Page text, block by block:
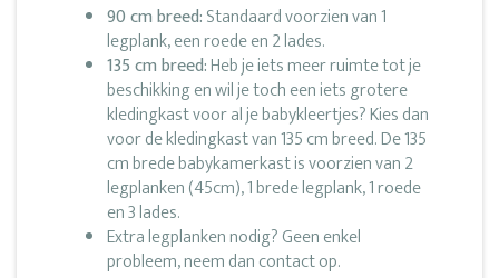
90 cm breed:Standaard voorzien van 1
legplank, een roede en 2 lades.
135 cm breed:Heb je iets meer ruimte tot je
beschikking en wil je toch een iets grotere
kledingkast voor al je babykleertjes? Kies dan
voor de kledingkast van 135 cm breed. De 135
cm brede babykamerkast is voorzien van 2
legplanken (45cm), 1 brede legplank, 1 roede
en 3 lades.
Extra legplanken nodig? Geen enkel
probleem, neem dan contact op.